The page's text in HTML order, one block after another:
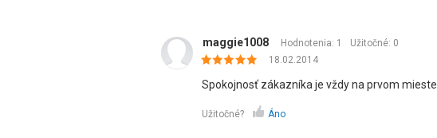
maggie1008 Hodnotenia: 1 Užitočné: 0
18.02.2014
Spokojnosť zákazníka je vždy na prvom mieste.
Užitočné? Áno